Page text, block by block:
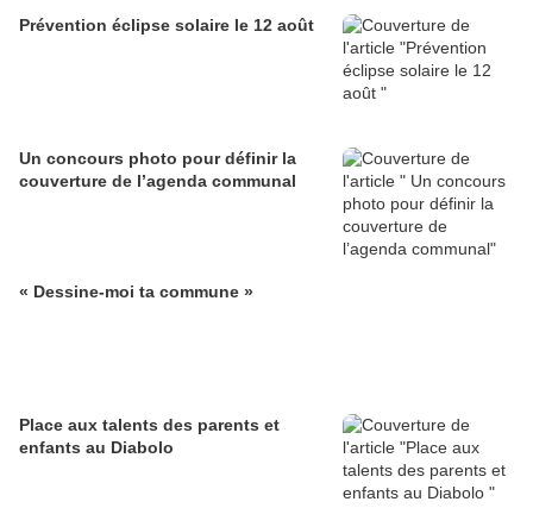
Prévention éclipse solaire le 12 août
Un concours photo pour définir la
couverture de l’agenda communal
« Dessine-moi ta commune »
Place aux talents des parents et
enfants au Diabolo